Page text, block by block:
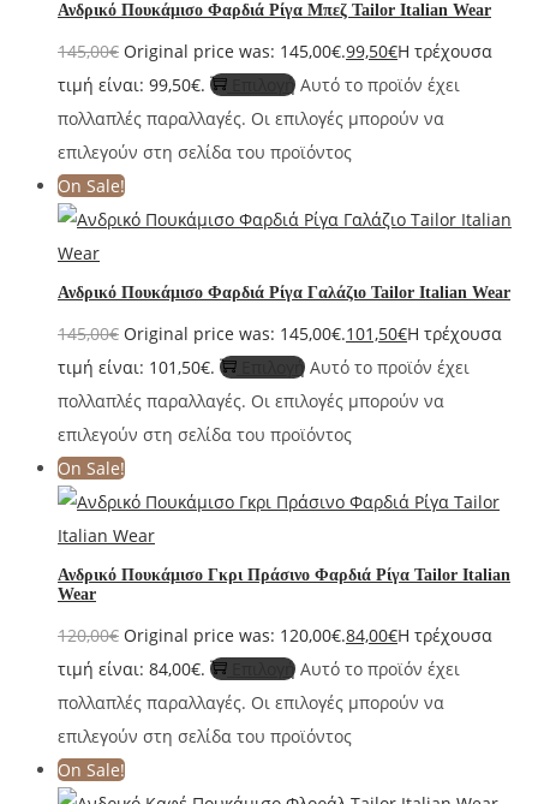
Ανδρικό Πουκάμισο Φαρδιά Ρίγα Μπεζ Tailor Italian Wear
145,00€ Original price was: 145,00€.99,50€Η τρέχουσα
τιμή είναι: 99,50€.
Επιλογή Αυτό το προϊόν έχει
πολλαπλές παραλλαγές. Οι επιλογές μπορούν να
επιλεγούν στη σελίδα του προϊόντος
On Sale!
Ανδρικό Πουκάμισο Φαρδιά Ρίγα Γαλάζιο Tailor Italian Wear
145,00€ Original price was: 145,00€.101,50€Η τρέχουσα
τιμή είναι: 101,50€.
Επιλογή Αυτό το προϊόν έχει
πολλαπλές παραλλαγές. Οι επιλογές μπορούν να
επιλεγούν στη σελίδα του προϊόντος
On Sale!
Ανδρικό Πουκάμισο Γκρι Πράσινο Φαρδιά Ρίγα Tailor Italian
Wear
120,00€ Original price was: 120,00€.84,00€Η τρέχουσα
τιμή είναι: 84,00€.
Επιλογή Αυτό το προϊόν έχει
πολλαπλές παραλλαγές. Οι επιλογές μπορούν να
επιλεγούν στη σελίδα του προϊόντος
On Sale!